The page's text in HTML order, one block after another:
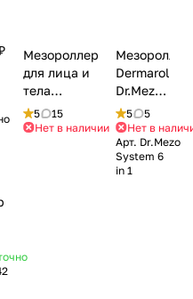
Мезороллер
для лица и
тела
Dermaroller
Dr Mezo с
позолоченными
5
15
Нет в наличии
Мезороллер
Dermaroller
Dr.Mezo
System
6 in 1
(720 игл,
1200
игл, 300
5
5
Нет в
Арт. Dr.Mezo
System 6
in 1